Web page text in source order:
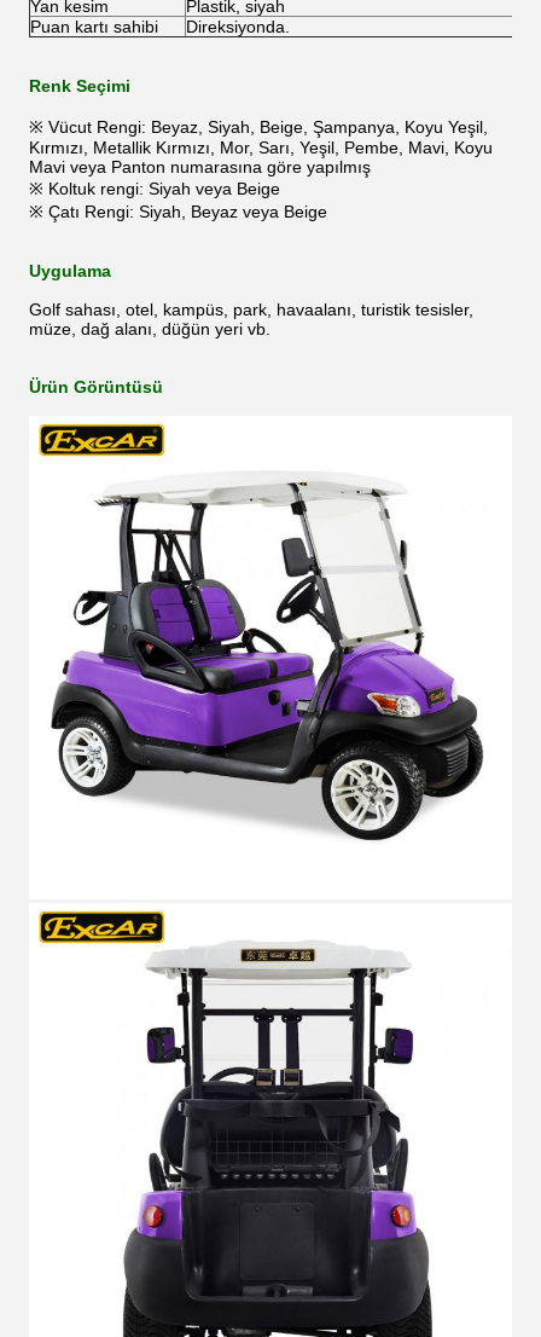
Yan kesim
Plastik, siyah
Puan kartı sahibi
Direksiyonda.
Renk Seçimi
※ Vücut Rengi: Beyaz, Siyah, Beige, Şampanya, Koyu Yeşil,
Kırmızı, Metallik Kırmızı, Mor, Sarı, Yeşil, Pembe, Mavi, Koyu
Mavi veya Panton numarasına göre yapılmış
※ Koltuk rengi: Siyah veya Beige
※ Çatı Rengi: Siyah, Beyaz veya Beige
Uygulama
Golf sahası, otel, kampüs, park, havaalanı, turistik tesisler,
müze, dağ alanı, düğün yeri vb.
Ürün Görüntüsü